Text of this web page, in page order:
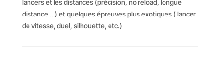
lancers et les distances (précision, no reload, longue
distance …) et quelques épreuves plus exotiques ( lancer
de vitesse, duel, silhouette, etc.)